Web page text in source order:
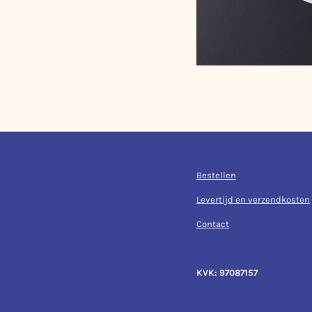
Bestellen
Levertijd en verzendkosten
Contact
KVK: 97087157